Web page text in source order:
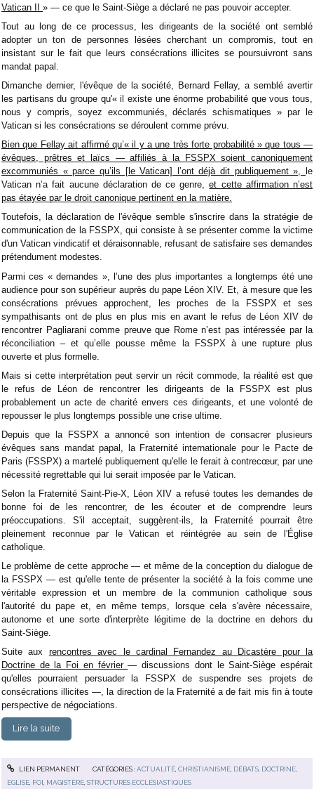
Vatican II » — ce que le Saint-Siège a déclaré ne pas pouvoir accepter.
Tout au long de ce processus, les dirigeants de la société ont semblé
adopter un ton de personnes lésées cherchant un compromis, tout en
insistant sur le fait que leurs consécrations illicites se poursuivront sans
mandat papal.
Dimanche dernier, l'évêque de la société, Bernard Fellay, a semblé avertir
les partisans du groupe qu'« il existe une énorme probabilité que vous tous,
nous y compris, soyez excommuniés, déclarés schismatiques » par le
Vatican si les consécrations se déroulent comme prévu.
Bien que Fellay ait affirmé qu’« il y a une très forte probabilité » que tous —
évêques, prêtres et laïcs — affiliés à la FSSPX soient canoniquement
excommuniés « parce qu’ils [le Vatican] l’ont déjà dit publiquement »,
le
Vatican n’a fait aucune déclaration de ce genre,et cette affirmation n’est
pas étayée par le droit canonique pertinent en la matière.
Toutefois, la déclaration de l'évêque semble s'inscrire dans la stratégie de
communication de la FSSPX, qui consiste à se présenter comme la victime
d'un Vatican vindicatif et déraisonnable, refusant de satisfaire ses demandes
prétendument modestes.
Parmi ces « demandes », l’une des plus importantes a longtemps été une
audience pour son supérieur auprès du pape Léon XIV. Et, à mesure que les
consécrations prévues approchent, les proches de la FSSPX et ses
sympathisants ont de plus en plus mis en avant le refus de Léon XIV de
rencontrer Pagliarani comme preuve que Rome n’est pas intéressée par la
réconciliation – et qu’elle pousse même la FSSPX à une rupture plus
ouverte et plus formelle.
Mais si cette interprétation peut servir un récit commode, la réalité est que
le refus de Léon de rencontrer les dirigeants de la FSSPX est plus
probablement un acte de charité envers ces dirigeants, et une volonté de
repousser le plus longtemps possible une crise ultime.
Depuis que la FSSPX a annoncé son intention de consacrer plusieurs
évêques sans mandat papal, la Fraternité internationale pour le Pacte de
Paris (FSSPX) a martelé publiquement qu'elle le ferait à contrecœur, par une
nécessité regrettable qui lui serait imposée par le Vatican.
Selon la Fraternité Saint-Pie-X, Léon XIV a refusé toutes les demandes de
bonne foi de les rencontrer, de les écouter et de comprendre leurs
préoccupations. S'il acceptait, suggèrent-ils, la Fraternité pourrait être
pleinement reconnue par le Vatican et réintégrée au sein de l'Église
catholique.
Le problème de cette approche — et même de la conception du dialogue de
la FSSPX — est qu'elle tente de présenter la société à la fois comme une
véritable expression et un membre de la communion catholique sous
l'autorité du pape et, en même temps, lorsque cela s'avère nécessaire,
autonome et une sorte d'interprète légitime de la doctrine en dehors du
Saint-Siège.
Suite aux rencontres avec le cardinal Fernandez au Dicastère pour la
Doctrine de la Foi en février— discussions dont le Saint-Siège espérait
qu'elles pourraient persuader la FSSPX de suspendre ses projets de
consécrations illicites —, la direction de la Fraternité a de fait mis fin à toute
perspective de négociations.
Lire la suite
LIEN PERMANENT CATÉGORIES :ACTUALITÉ, CHRISTIANISME, DÉBATS, DOCTRINE,
EGLISE FOI MAGISTÈRE ,STRUCTURES ECCLÉSIASTIQUES